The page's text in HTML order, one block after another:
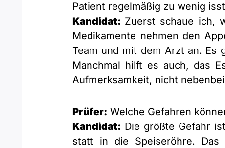
Patient regelmäßig zu wenig
Kandidat: Zuerst schaue ich,
Medikamente nehmen den
Team und mit dem Arzt an. Es
Manchmal hilft es auch, das
Aufmerksamkeit, nicht
Prüfer: Welche Gefahren
Kandidat: Die größte Gefahr
statt in die Speiseröhre.